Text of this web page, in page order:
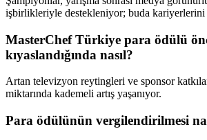
işbirlikleriyle destekleniyor; buda
MasterChef Türkiye para ödülü
kıyaslandığında nasıl?
Artan televizyon reytingleri ve sponsor
miktarında kademeli artış yaşanıyor.
Para ödülünün vergilendirilmesi